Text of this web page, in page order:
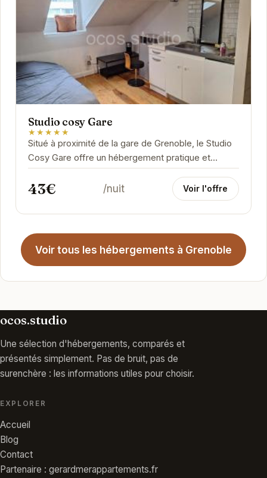
Studio cosy Gare
★★★★★
Situé à proximité de la gare de Grenoble, le Studio
Cosy Gare offre un hébergement pratique et
fonctionnel. Idéal pour les courts séjours, il...
43€ /nuit Voir l'offre
Voir tous les hébergements à Grenoble
ocos.studio
Une sélection d'hébergements, comparés et
présentés simplement. Pas de bruit, pas de
surenchère : les informations utiles pour choisir.
EXPLORER
Accueil
Blog
Contact
Partenaire : gerardmerappartements.fr